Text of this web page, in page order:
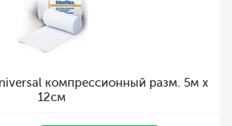
компрессионный разм. 5м x
12см